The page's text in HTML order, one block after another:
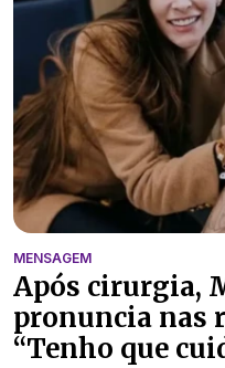
MENSAGEM
Após cirurgia,
pronuncia nas
“Tenho que